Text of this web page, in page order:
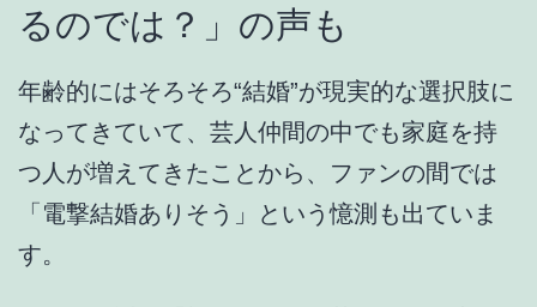
るのでは？」の声も
年齢的にはそろそろ“結婚”が現実的な選択肢に
なってきていて、芸人仲間の中でも家庭を持
つ人が増えてきたことから、ファンの間では
「電撃結婚ありそう」
という憶測も出ていま
す。